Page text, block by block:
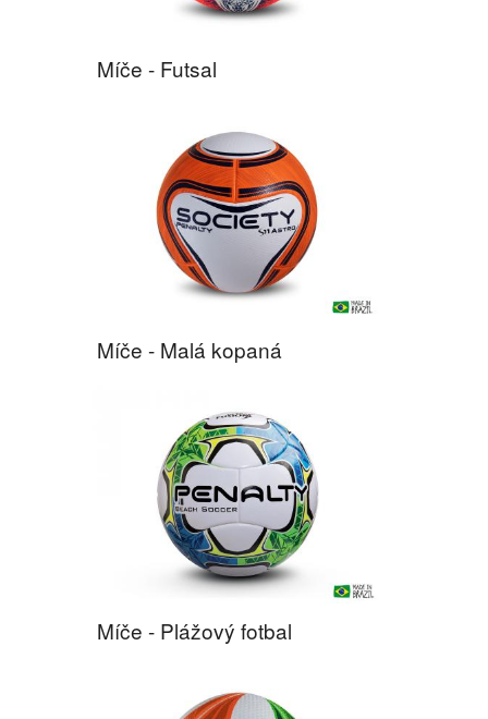
Míče - Futsal
Míče - Malá kopaná
Míče - Plážový fotbal